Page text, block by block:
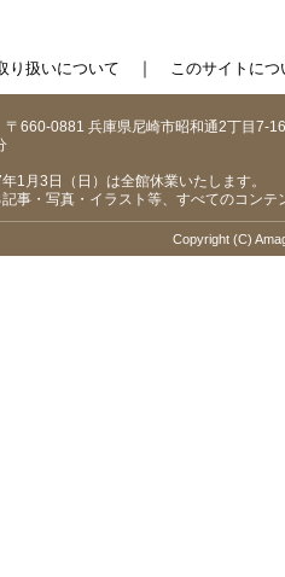
り扱いについて ｜ このサイトにつ
〒660-0881 兵庫県尼崎市昭和通2丁目7-16
分
月3日（日）は全館休業いたします。
事・写真・イラスト等、すべてのコン
Copyright (C)